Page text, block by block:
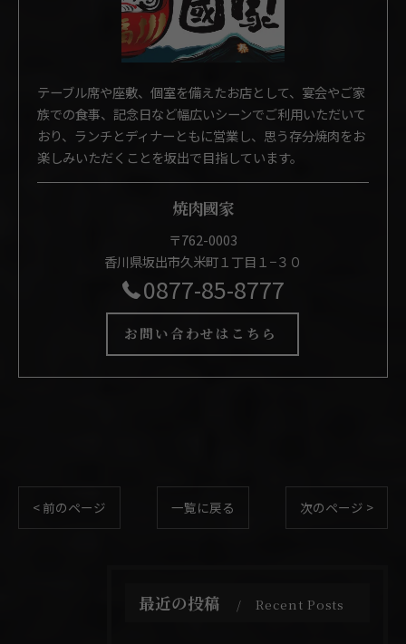
テーブル席や座敷、個室を備えたお店として、宴会やご家
族での食事、記念日など幅広いシーンでご利用いただいて
おり、ランチとディナーともに営業し、思う存分焼肉をお
楽しみいただくことを坂出で目指しています。
焼肉國家
〒762-0003
香川県坂出市久米町１丁目１−３０
0877-85-8777
お問い合わせはこちら
< 前のページ 一覧に戻る 次のページ >
最近の投稿 Recent Posts